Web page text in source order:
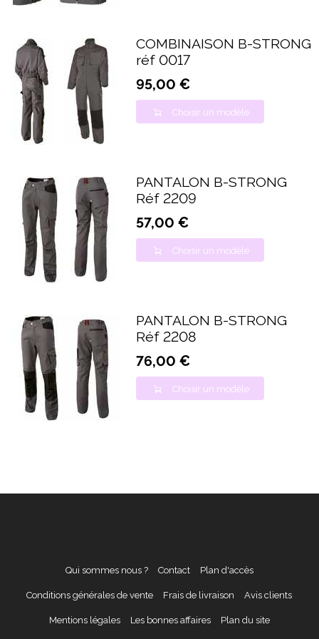
COMBINAISON B-STRONG
réf 0017
95,00 €
Choisir un modèle
PANTALON B-STRONG
Réf 2209
57,00 €
Choisir un modèle
PANTALON B-STRONG
Réf 2208
76,00 €
Choisir un modèle
Qui sommes nous ? Contact Plan d'accès
Conditions générales de vente Frais de livraison Avis clients
Mentions légales Les bonnes affaires Plan du site